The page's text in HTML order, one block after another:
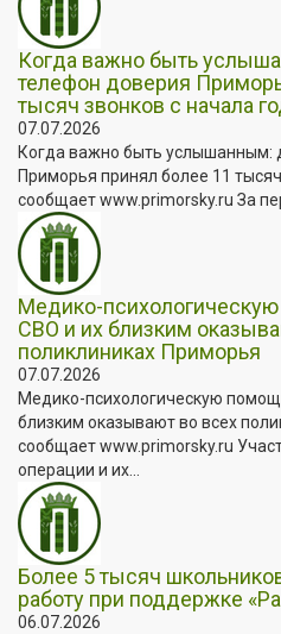
Когда важно быть
телефон доверия
тысяч звонков с начала
07.07.2026
Когда важно быть услышанным:
Приморья принял более 11
сообщает www.primorsky.ru За
Медико-
СВО и их близким
поликлиниках Приморья
07.07.2026
Медико-психологическую
близким оказывают во всех
сообщает www.primorsky.ru
операции и их...
Более 5 тысяч
работу при поддержке
06.07.2026